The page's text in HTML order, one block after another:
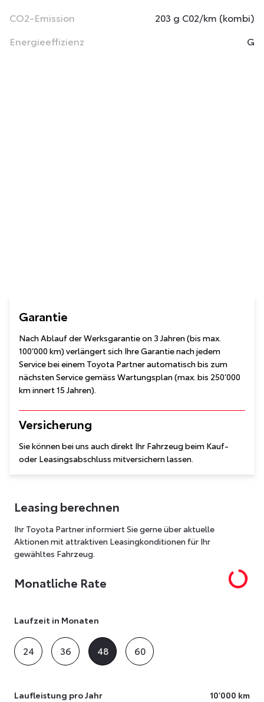
CO2-Emission
203 g C02/km (kombi)
Energieeffizienz
G
Garantie
Nach Ablauf der Werksgarantie on 3 Jahren (bis max.
100’000 km) verlängert sich Ihre Garantie nach jedem
Service bei einem Toyota Partner automatisch bis zum
nächsten Service gemäss Wartungsplan (max. bis 250’000
km innert 15 Jahren).
Versicherung
Sie können bei uns auch direkt Ihr Fahrzeug beim Kauf-
oder Leasingsabschluss mitversichern lassen.
Leasing berechnen
Ihr Toyota Partner informiert Sie gerne über aktuelle
Aktionen mit attraktiven Leasingkonditionen für Ihr
gewähltes Fahrzeug.
Monatliche Rate
Laufzeit in Monaten
24 36 48 60
Laufleistung pro Jahr 10'000 km